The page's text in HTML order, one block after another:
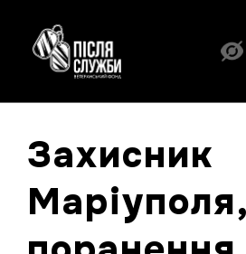
Захисник